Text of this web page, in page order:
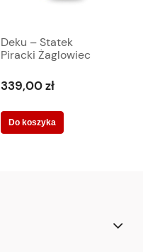
Deku – Statek
Piracki Żaglowiec
nocna dekoracyjna
drewniana Do
339,00 zł
Do koszyka